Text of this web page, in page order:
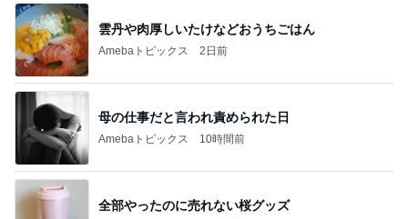
雲丹や肉厚しいたけなどおうちごはん
Amebaトピックス 2日前
母の仕事だと言われ責められた日
Amebaトピックス 10時間前
全部やったのに売れない桜グッズ